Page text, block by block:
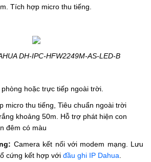
Tích hợp micro thu tiếng.
DH-IPC-HFW2249M-AS-LED-B
hoặc trực tiếp ngoài trời.
micro thu tiếng, Tiêu chuẩn ngoài trời
khoảng 50m. Hỗ trợ phát hiện con
đêm có màu
Camera kết nối với modem mạng. Lưu
cứng kết hợp với đầu ghi IP Dahua